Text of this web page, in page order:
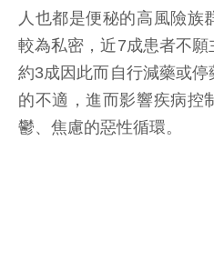
人也都是便秘的高風險族
較為私密，近7成患者不
約3成因此而自行減藥或
的不適，進而影響疾病控
鬱、焦慮的惡性循環。